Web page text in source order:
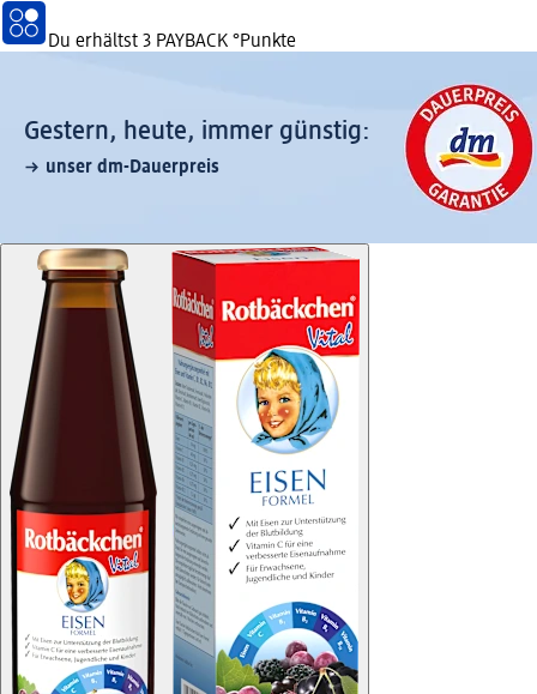
Du erhältst 3 PAYBACK °Punkte
Gestern, heute, immer günstig:
unser dm-Dauerpreis